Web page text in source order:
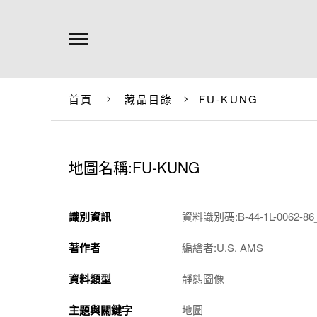
首頁 藏品目錄 FU-KUNG
地圖名稱:FU-KUNG
識別資訊 資料識別碼:B-44-1L-0062-
著作者 編繪者:U.S. AMS
資料類型 靜態圖像
主題與關鍵字 地圖